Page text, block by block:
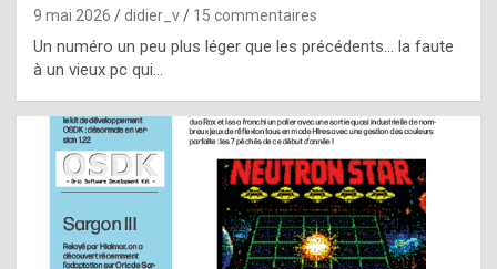
e
f
o
m
m
a
y
9 mai 2026 didier_v 15 commentaires
Un numéro un peu plus léger que les précédents… la faute
à un vieux pc qui…